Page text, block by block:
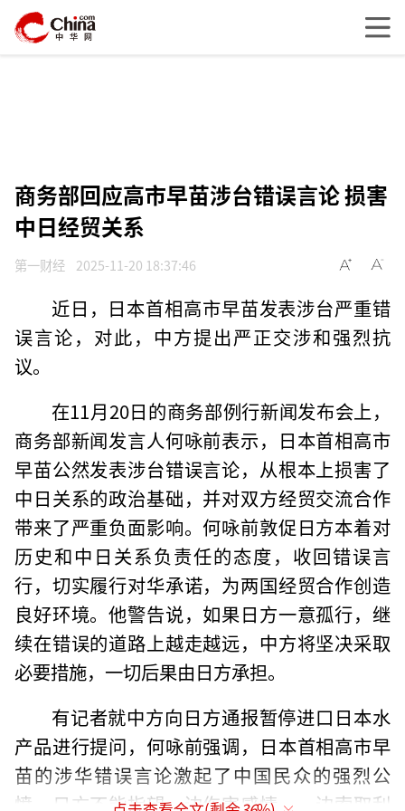
商务部回应高市早苗涉台错误言论 损害
中日经贸关系
第一财经 2025-11-20 18:37:46
近日，日本首相高市早苗发表涉台严重错
误言论，对此，中方提出严正交涉和强烈抗
议。
在11月20日的商务部例行新闻发布会上，
商务部新闻发言人何咏前表示，日本首相高市
早苗公然发表涉台错误言论，从根本上损害了
中日关系的政治基础，并对双方经贸交流合作
带来了严重负面影响。何咏前敦促日方本着对
历史和中日关系负责任的态度，收回错误言
行，切实履行对华承诺，为两国经贸合作创造
良好环境。他警告说，如果日方一意孤行，继
续在错误的道路上越走越远，中方将坚决采取
必要措施，一切后果由日方承担。
有记者就中方向日方通报暂停进口日本水
产品进行提问，何咏前强调，日本首相高市早
苗的涉华错误言论激起了中国民众的强烈公
愤，日方不能指望一边伤害感情，一边索取利